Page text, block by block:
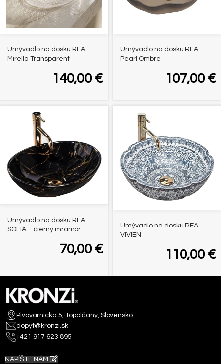
Umývadlo na dosku REA
Mirella Transparent
140,00€
Umývadlo na dosku REA
Pearl Ombre
107,00€
Umývadlo na dosku REA
SOFIA – čierny mramor
70,00€
Umývadlo na dosku REA
VIVIEN
110,00€
Pivovarnícka 5, Topoľčany, Slovensko
dopyt@kronzi.sk
+421 917 623 895
NAPÍŠTE NÁM